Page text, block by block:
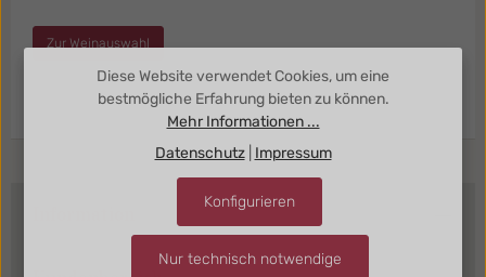
Zur Weinauswahl
Diese Website verwendet Cookies, um eine
bestmögliche Erfahrung bieten zu können.
Mehr Informationen ...
Datenschutz| Impressum
Nur technisch notwendige
Konfigurieren